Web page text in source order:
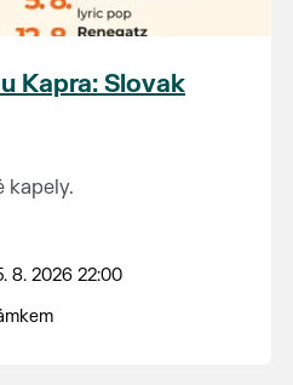
Kapra: Slovak
kapely.
8. 2026 22:00